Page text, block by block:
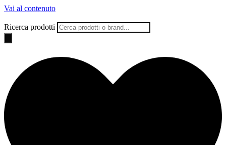
Vai al contenuto
Ricerca prodotti